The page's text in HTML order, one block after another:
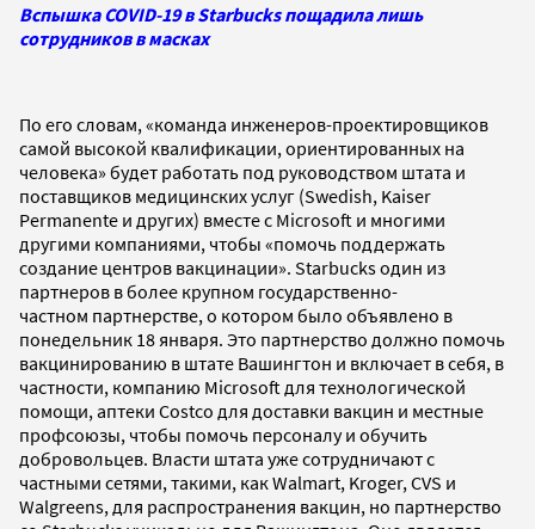
Вспышка COVID-19 в Starbucks пощадила лишь
сотрудников в масках
По его словам, «команда инженеров-проектировщиков
самой высокой квалификации, ориентированных на
человека» будет работать под руководством штата и
поставщиков медицинских услуг (Swedish, Kaiser
Permanente и других) вместе с Microsoft и многими
другими компаниями, чтобы «помочь поддержать
создание центров вакцинации». Starbucks один из
партнеров в более крупном государственно-
частном партнерстве, о котором было объявлено в
понедельник 18 января. Это партнерство должно помочь
вакцинированию в штате Вашингтон и включает в себя, в
частности, компанию Microsoft для технологической
помощи, аптеки Costco для доставки вакцин и местные
профсоюзы, чтобы помочь персоналу и обучить
добровольцев. Власти штата уже сотрудничают с
частными сетями, такими, как Walmart, Kroger, CVS и
Walgreens, для распространения вакцин, но партнерство